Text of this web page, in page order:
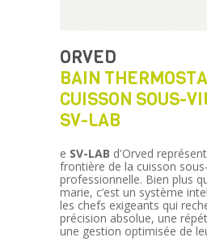
ORVED
BAIN
CUISSON SOUS-
SV-LAB
e SV-LAB d'Orved
frontière de la cuisson
professionnelle. Bien plus
marie, c’est un système
les chefs exigeants qui
précision absolue, une
une gestion optimisée de